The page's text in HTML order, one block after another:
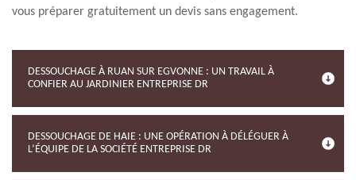
vous préparer gratuitement un devis sans engagement.
DESSOUCHAGE À RUAN SUR EGVONNE : UN TRAVAIL À
CONFIER AU JARDINIER ENTREPRISE DR
DESSOUCHAGE DE HAIE : UNE OPÉRATION À DÉLÉGUER À
L’ÉQUIPE DE LA SOCIÉTÉ ENTREPRISE DR